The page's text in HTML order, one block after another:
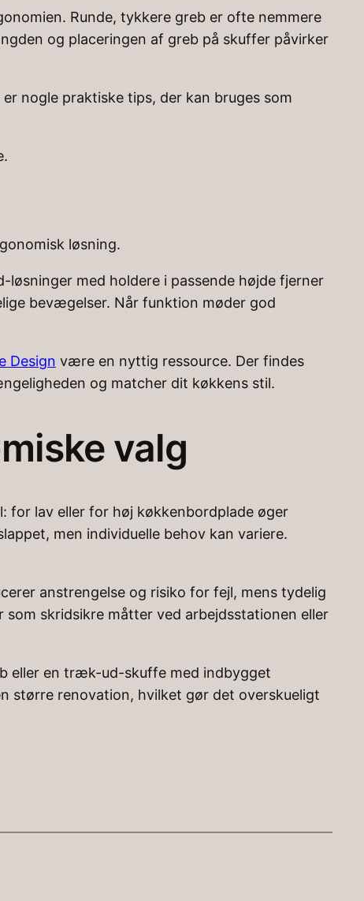
Runde, tykkere greb er ofte nemmere
og placeringen af greb på skuffer påvirker
nogle praktiske tips, der kan bruges som
løsning.
med holdere i passende højde fjerner
bevægelser. Når funktion møder god
Design være en nyttig ressource. Der findes
og matcher dit køkkens stil.
valg
for lav eller for høj køkkenbordplade øger
men individuelle behov kan variere.
anstrengelse og risiko for fejl, mens tydelig
skridsikre måtter ved arbejdsstationen eller
eller en træk-ud-skuffe med indbygget
større renovation, hvilket gør det overskueligt